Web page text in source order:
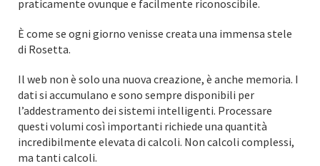
praticamente ovunque e facilmente riconoscibile.
È come se ogni giorno venisse creata una immensa stele
di Rosetta.
Il web non è solo una nuova creazione, è anche memoria. I
dati si accumulano e sono sempre disponibili per
l’addestramento dei sistemi intelligenti. Processare
questi volumi così importanti richiede una quantità
incredibilmente elevata di calcoli. Non calcoli complessi,
ma tanti calcoli.